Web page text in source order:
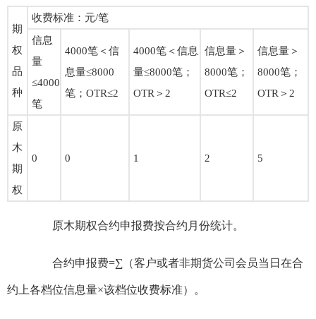
期
权
品
种
收费标准：元/笔
信息
量
≤4000
笔
4000笔＜信
息量≤8000
笔；OTR≤2
4000笔＜信息
量≤8000笔；
OTR＞2
信息量＞
8000笔；
OTR≤2
信息量＞
8000笔；
OTR＞2
原
木
期
权
0 0 1 2 5
原木期权合约申报费按合约月份统计。
合约申报费=∑（客户或者非期货公司会员当日在合
约上各档位信息量×该档位收费标准）。